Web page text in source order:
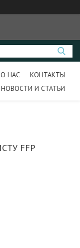
О НАС
КОНТАКТЫ
НОВОСТИ И СТАТЬИ
FFP